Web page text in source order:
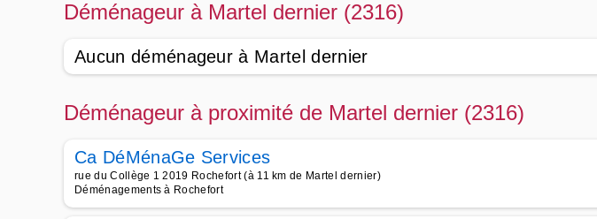
Déménageur à Martel dernier (2316)
Aucun déménageur à Martel dernier
Déménageur à proximité de Martel dernier (2316)
Ca DéMénaGe Services
rue du Collège 1 2019 Rochefort (à 11 km de Martel dernier)
Déménagements à Rochefort